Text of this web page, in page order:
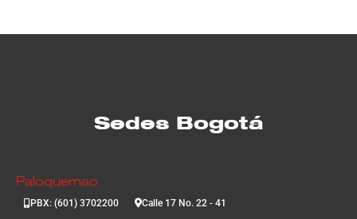
Sedes Bogotá
Paloquemao
PBX: (601) 3702200 Calle 17 No. 22 - 41